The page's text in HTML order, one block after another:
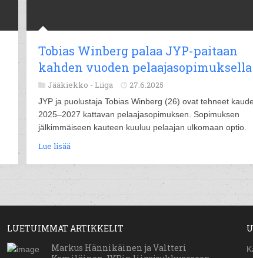
Tobias Winberg palaa JYP-paitaan
kahden vuoden pelaajasopimuksella
Jääkiekko - Liiga 27.6.2025
JYP ja puolustaja Tobias Winberg (26) ovat tehneet
2025–2027 kattavan pelaajasopimuksen. Sopimuksen
jälkimmäiseen kauteen kuuluu pelaajan ulkomaan optio.
Lue lisää
LUETUIMMAT ARTIKKELIT
Markus Hännikäinen ja Valtteri